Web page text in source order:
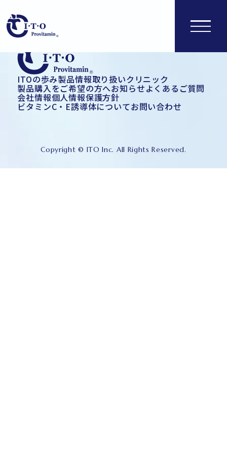
ITOの歩み製品情報取り扱いクリニック
製品購入をご希望の方へお知らせよくあるご質問
会社情報個人情報保護方針
ビタミンC・E誘導体についてお問い合わせ
Copyright © ITO Inc. All Rights Reserved.